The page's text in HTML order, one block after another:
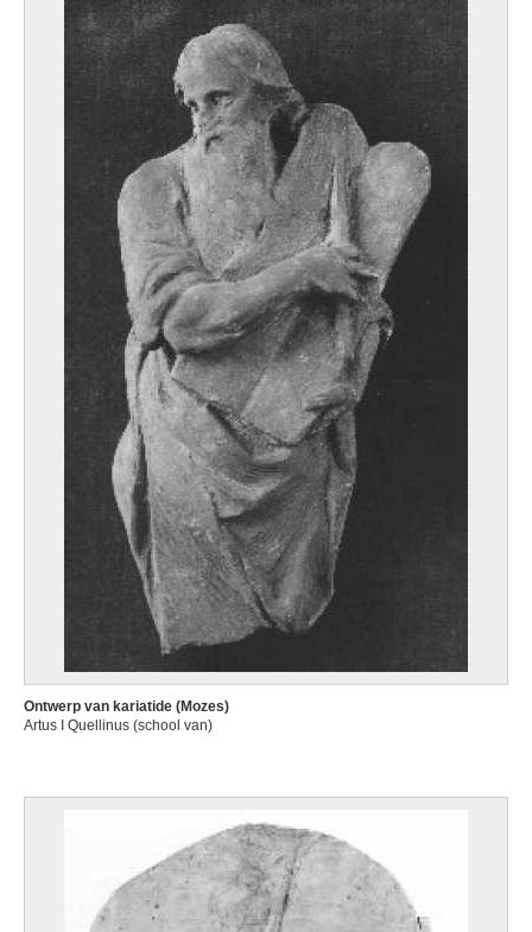
Ontwerp van kariatide (Mozes)
Artus I Quellinus (school van)